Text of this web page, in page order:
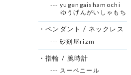
--- yugengaishamochi
ゆうげんがいしゃもち
・ペンダント / ネックレス
--- 砂刻屋rizm
・指輪 / 腕時計
--- スーベニール